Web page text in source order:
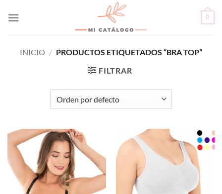
0
INICIO / PRODUCTOS ETIQUETADOS “BRA TOP”
FILTRAR